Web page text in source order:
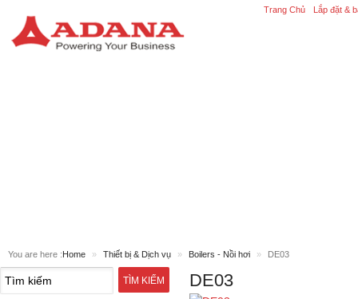
Trang Chủ Lắp đặt &
You are here :Home » Thiết bị & Dịch vụ » Boilers - Nồi hơi » DE03
DE03
Ghi nhớ